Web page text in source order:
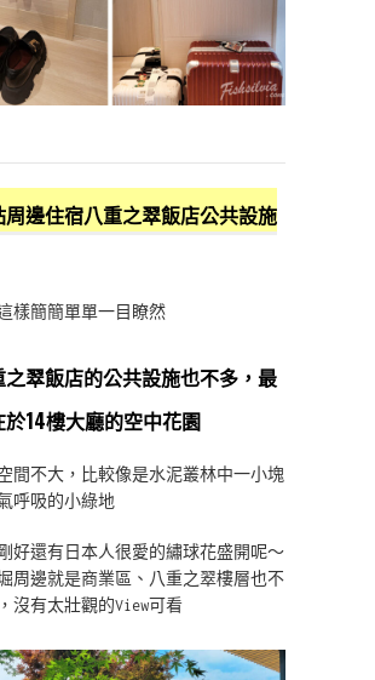
周邊住宿八重之翠飯店公共設施
樣簡簡單單一目瞭然
之翠飯店的公共設施也不多，最
於14樓大廳的空中花園
間不大，比較像是水泥叢林中一小塊
呼吸的小綠地
好還有日本人很愛的繡球花盛開呢～
周邊就是商業區、八重之翠樓層也不
沒有太壯觀的View可看